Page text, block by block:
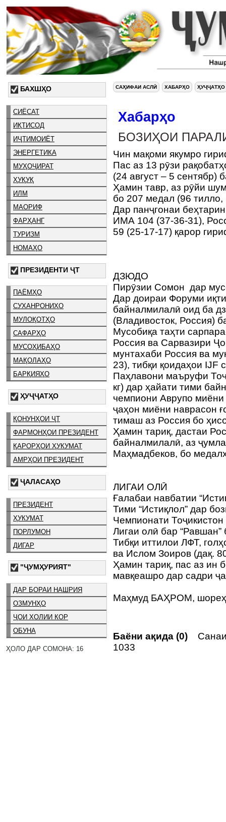
БАХШҲО
СИЁСАТ
ИҚТИСОД
ИҶТИМОИЁТ
ЭНЕРГЕТИКА
МУҲОҶИРАТ
ҲУҚУҚ
ИЛМ
МАОРИФ
ФАРҲАНГ
ТУРИЗМ
НОМАҲО
ПРЕЗИДЕНТИ ҶТ
ПАЁМҲО
СУХАНРОНИҲО
МУЛОҚОТҲО
САФАРҲО
МУСОҲИБАҲО
МАҚОЛАҲО
БАРҚИЯҲО
ҲУҶҶАТҲО
ҚОНУНҲОИ ҶТ
ФАРМОНҲОИ ПРЕЗИДЕНТ
ҚАРОРҲОИ ҲУКУМАТ
АМРҲОИ ПРЕЗИДЕНТ
ҶАЛАСАҲО
ПРЕЗИДЕНТ
ҲУКУМАТ
ПОРЛУМОН
ДИГАР
"ҶУМҲУРИЯТ"
ДАР БОРАИ НАШРИЯ
ОЗМУНҲО
ҶОИ ХОЛИИ КОР
ОБУНА
ҲОЛО ДАР СОМОНА: 16
САҲИФАИ АСЛӢ ХАБАРҲО ҲУҶҶАТҲО
Хабарҳо
БОЗИҲОИ
Чин мақоми якумро
Пас аз 13 рӯзи
(24 август – 5 сентябр)
Ҳамин тавр, аз рӯйи
бо 207 медал (96
Дар панҷгонаи
ИМА 104 (37-36-31),
59 (25-17-17) қарор
ДЗЮДО
Пирӯзии Сомон дар
Дар доираи Форуми
байналмилалӣ оид ба
(Владивосток, Россия)
Мусобиқа таҳти
Россия ва Сарвазири
мунтахаби Россия ва
23), тибқи қоидаҳои IJF
Паҳлавони маъруфи
кг) дар ҳайати тими
чемпиони Аврупо
ҷаҳон миёни наврасон
тимаш аз Россия бо
Ҳамин тариқ, дастаи
байналмилалӣ, аз
Маҳмадбеков, бо
ЛИГАИ ОЛӢ
Ғалабаи навбатии
Тими “Истиқлол” дар
Чемпионати
Лигаи олӣ бар “Равшан”
Тибқи иттилои ЛФТ,
ва Ислом Зоиров (дақ.
Ҳамин тариқ, пас аз ин
мавқеашро дар садри
Маҳмуд БАҲРОМ,
Баёни ақида (0)
1033